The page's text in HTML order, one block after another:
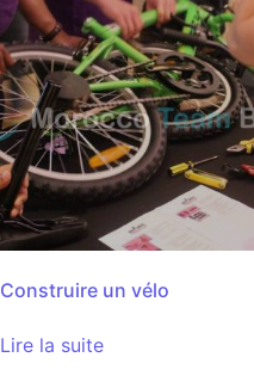
Construire un vélo
Lire la suite